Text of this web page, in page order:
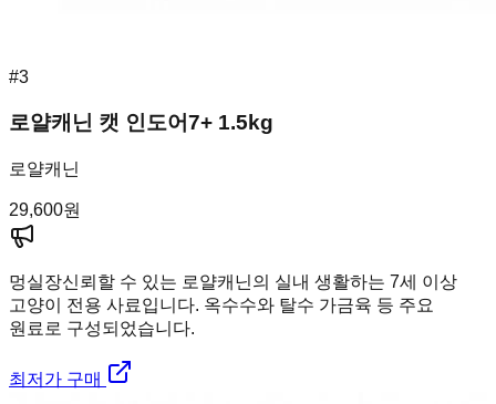
#3
로얄캐닌 캣 인도어7+ 1.5kg
로얄캐닌
29,600원
멍실장신뢰할 수 있는 로얄캐닌의 실내 생활하는 7세 이상
고양이 전용 사료입니다. 옥수수와 탈수 가금육 등 주요
원료로 구성되었습니다.
최저가 구매